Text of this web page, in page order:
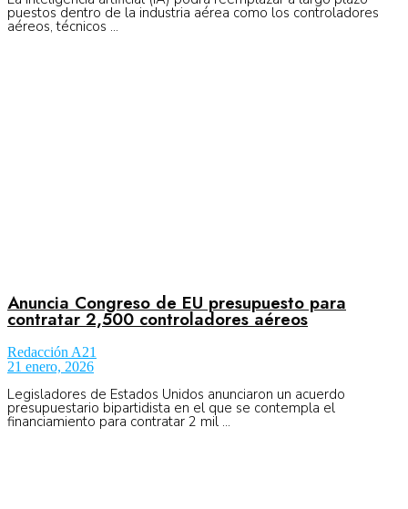
puestos dentro de la industria aérea como los controladores
aéreos, técnicos ...
Anuncia Congreso de EU presupuesto para
contratar 2,500 controladores aéreos
Redacción A21
21 enero, 2026
Legisladores de Estados Unidos anunciaron un acuerdo
presupuestario bipartidista en el que se contempla el
financiamiento para contratar 2 mil ...